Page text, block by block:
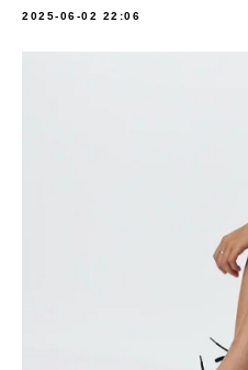
2025-06-02 22:06